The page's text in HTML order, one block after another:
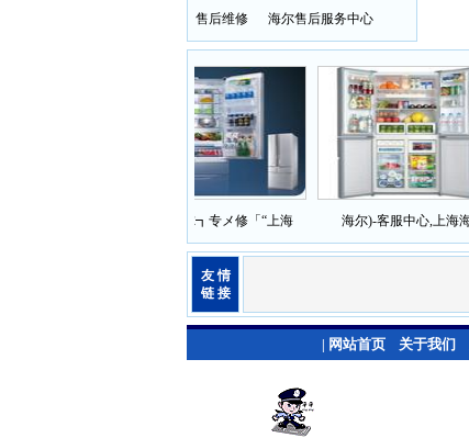
售后维修
海尔售后服务中心
）┏海尔┓专メ修「“上海 海尔)-客服中心,上海海
友 情
链 接
网站首页 关于我们